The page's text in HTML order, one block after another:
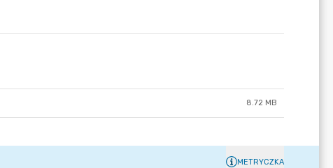
8.72 MB
METRYCZKA